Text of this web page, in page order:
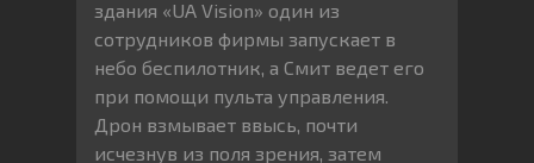
здания «UA Vision» один из
сотрудников фирмы запускает в
небо беспилотник, а Смит ведет его
при помощи пульта управления.
Дрон взмывает ввысь, почти
исчезнув из поля зрения, затем